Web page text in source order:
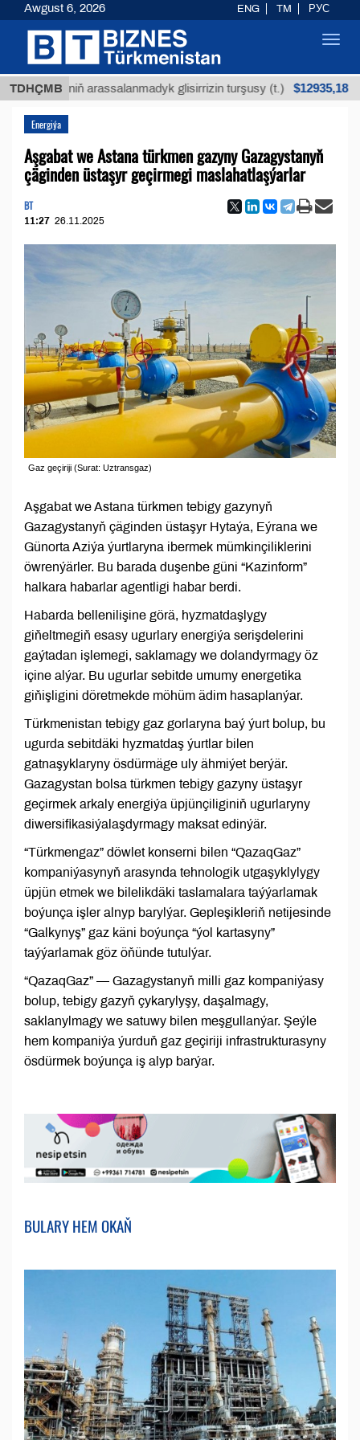
TDHÇMBarassalanmadyk glisirrizin turşusy (t.) $12935,18
Energiýa
Aşgabat we Astana türkmen gazyny Gazagystanyň
çäginden üstaşyr geçirmegi maslahatlaşýarlar
BT
11:27 26.11.2025
Gaz geçiriji (Surat: Uztransgaz)
Aşgabat we Astana türkmen tebigy gazynyň
Gazagystanyň çäginden üstaşyr Hytaýa, Eýrana we
Günorta Aziýa ýurtlaryna ibermek mümkinçiliklerini
öwrenýärler. Bu barada duşenbe güni “Kazinform”
halkara habarlar agentligi habar berdi.
Habarda bellenilişine görä, hyzmatdaşlygy
giňeltmegiň esasy ugurlary energiýa serişdelerini
gaýtadan işlemegi, saklamagy we dolandyrmagy öz
içine alýar. Bu ugurlar sebitde umumy energetika
giňişligini döretmekde möhüm ädim hasaplanýar.
Türkmenistan tebigy gaz gorlaryna baý ýurt bolup, bu
ugurda sebitdäki hyzmatdaş ýurtlar bilen
gatnaşyklaryny ösdürmäge uly ähmiýet berýär.
Gazagystan bolsa türkmen tebigy gazyny üstaşyr
geçirmek arkaly energiýa üpjünçiliginiň ugurlaryny
diwersifikasiýalaşdyrmagy maksat edinýär.
“Türkmengaz” döwlet konserni bilen “QazaqGaz”
kompaniýasynyň arasynda tehnologik utgaşyklylygy
üpjün etmek we bilelikdäki taslamalara taýýarlamak
boýunça işler alnyp barylýar. Gepleşikleriň netijesinde
“Galkynyş” gaz käni boýunça “ýol kartasyny”
taýýarlamak göz öňünde tutulýar.
“QazaqGaz” — Gazagystanyň milli gaz kompaniýasy
bolup, tebigy gazyň çykarylyşy, daşalmagy,
saklanylmagy we satuwy bilen meşgullanýar. Şeýle
hem kompaniýa ýurduň gaz geçiriji infrastrukturasyny
ösdürmek boýunça iş alyp barýar.
BULARY HEM OKAŇ
Awgust 6, 2026 ENG TM РУС